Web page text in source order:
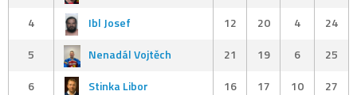
4
Ibl Josef 12 20 4
24
5
Nenadál Vojtěch 21 19 6
25
6
Stinka Libor 16 17 10
27